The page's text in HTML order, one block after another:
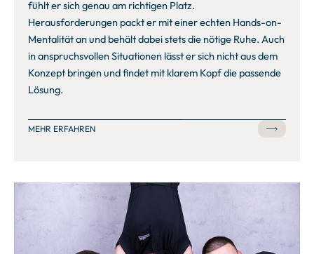
fühlt er sich genau am richtigen Platz.
Herausforderungen packt er mit einer echten Hands-on-
Mentalität an und behält dabei stets die nötige Ruhe. Auch
in anspruchsvollen Situationen lässt er sich nicht aus dem
Konzept bringen und findet mit klarem Kopf die passende
Lösung.
MEHR ERFAHREN